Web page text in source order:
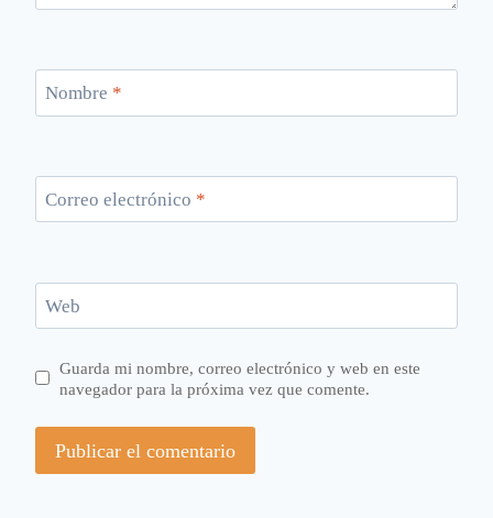
Nombre *
Correo electrónico *
Web
Guarda mi nombre, correo electrónico y web en este
navegador para la próxima vez que comente.